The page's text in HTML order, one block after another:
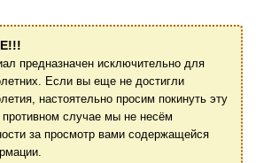
предназначен исключительно для
Если вы еще не достигли
настоятельно просим покинуть эту
противном случае мы не несём
за просмотр вами содержащейся